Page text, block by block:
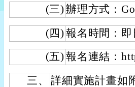
(三) 辦理方式：
(四) 報名時間：
(五) 報名連結：
三、
詳細實施計畫如